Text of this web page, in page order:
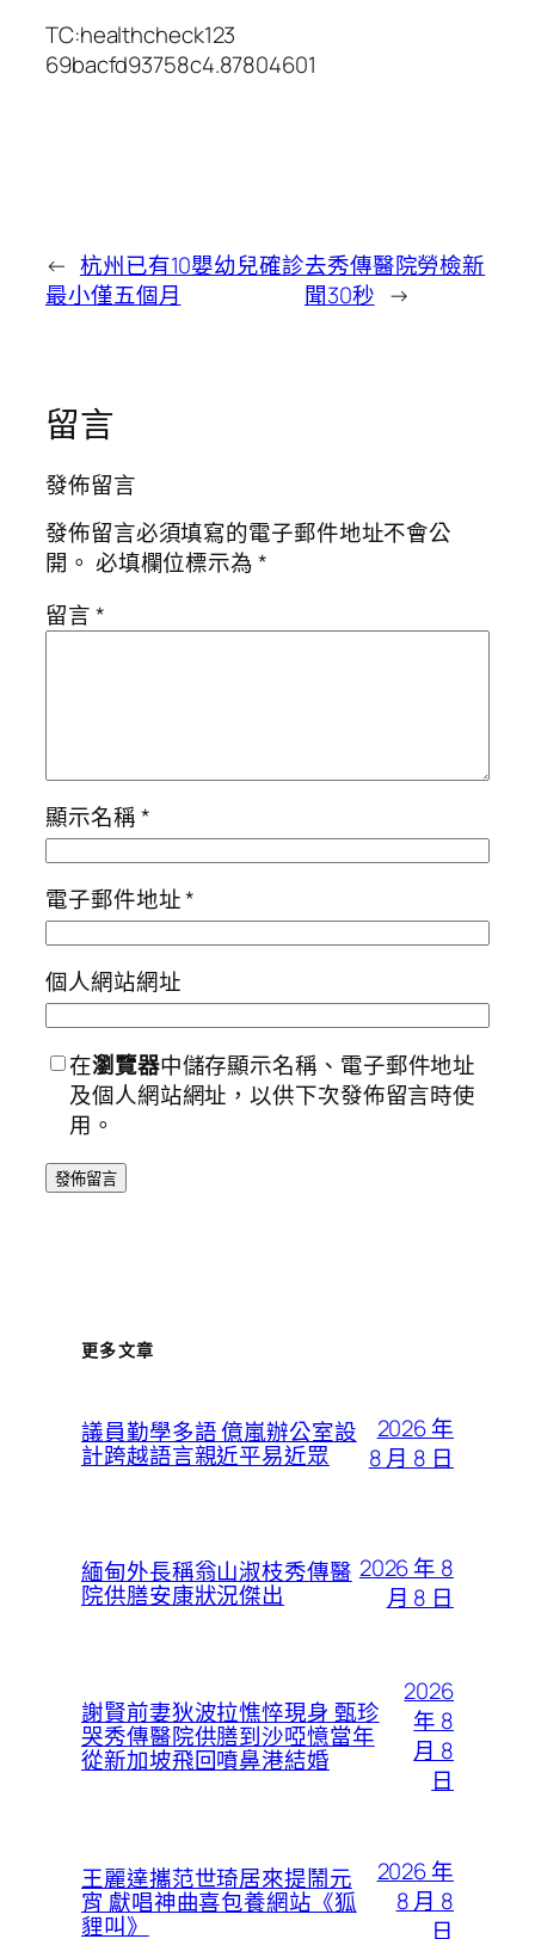
TC:healthcheck123
69bacfd93758c4.87804601
← 杭州已有10嬰幼兒確診
最小僅五個月
去秀傳醫院勞檢新
聞30秒 →
留言
發佈留言
發佈留言必須填寫的電子郵件地址不會公
開。 必填欄位標示為*
留言*
顯示名稱*
電子郵件地址*
個人網站網址
在瀏覽器中儲存顯示名稱、電子郵件地址
及個人網站網址，以供下次發佈留言時使
用。
更多文章
議員勤學多語 億嵐辦公室設
計跨越語言親近平易近眾
2026 年
8 月 8 日
緬甸外長稱翁山淑枝秀傳醫
院供膳安康狀況傑出
2026 年 8
月 8 日
謝賢前妻狄波拉憔悴現身 甄珍
哭秀傳醫院供膳到沙啞憶當年
從新加坡飛回噴鼻港結婚
2026
年 8
月 8
日
王麗達攜范世琦居來提鬧元
宵 獻唱神曲喜包養網站《狐
貍叫》
2026 年
8 月 8
日